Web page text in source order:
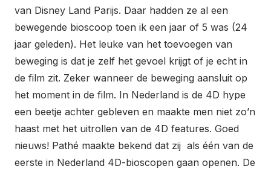
van Disney Land Parijs. Daar hadden ze al een
bewegende bioscoop toen ik een jaar of 5 was (24
jaar geleden). Het leuke van het toevoegen van
beweging is dat je zelf het gevoel krijgt of je echt in
de film zit. Zeker wanneer de beweging aansluit op
het moment in de film. In Nederland is de 4D hype
een beetje achter gebleven en maakte men niet zo’n
haast met het uitrollen van de 4D features. Goed
nieuws! Pathé maakte bekend dat zij als één van de
eerste in Nederland 4D-bioscopen gaan openen. De